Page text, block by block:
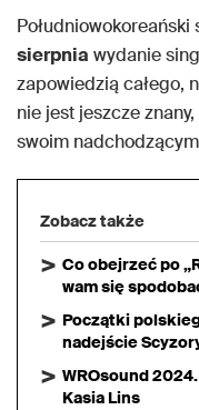
Południowokoreański
sierpnia wydanie
zapowiedzią całego,
nie jest jeszcze
swoim
Zobacz także
Co obejrzeć po
wam się
Początki
nadejście
WROsound
Kasia Lins